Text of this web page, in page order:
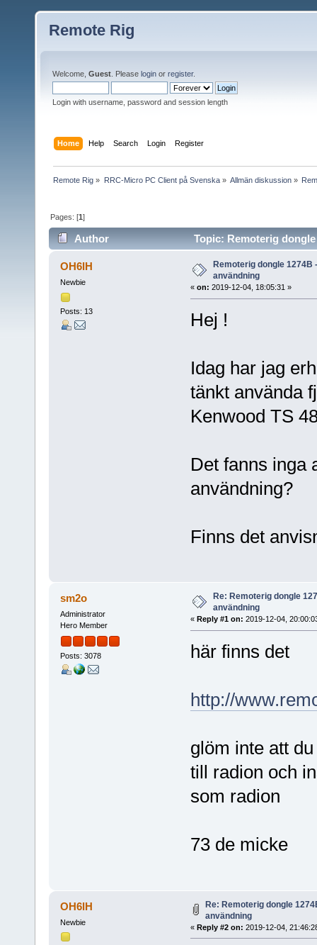
Remote Rig
Welcome, Guest . Please login or register.
Login with username, password and session length
Home Help Search Login Register
Remote Rig » RRC-Micro PC Client på Svenska» Allmän diskussion»
Pages: [1]
Author Topic: Remoterig
OH6IH
Newbie
Posts: 13
Remoterig dongle 1274B
användning
« on: 2019-12-04, 18:05:31 »
Hej !
Idag har jag
tänkt använda
Kenwood TS
Det fanns inga
användning?
Finns det
sm2o
Administrator
Hero Member
Posts: 3078
Re: Remoterig dongle
användning
« Reply #1 on: 2019-12-04,
här finns det
http://
glöm inte att
till radion och
som radion
73 de micke
OH6IH
Newbie
Re: Remoterig dongle
användning
« Reply #2 on: 2019-12-04,